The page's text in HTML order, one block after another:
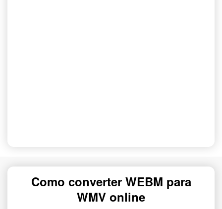
Como converter WEBM para
WMV online